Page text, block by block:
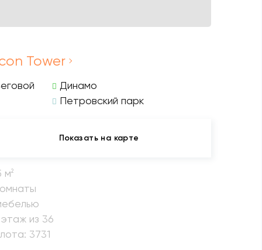
Tower
Динамо
Петровский парк
Показать на карте
м2
из 36
3731